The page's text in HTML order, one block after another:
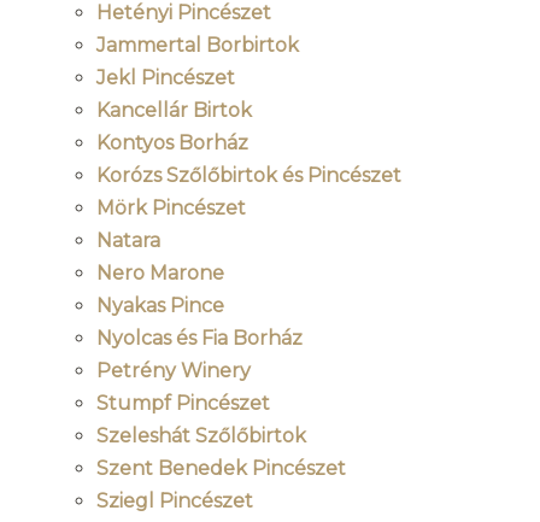
Hetényi Pincészet
Jammertal Borbirtok
Jekl Pincészet
Kancellár Birtok
Kontyos Borház
Korózs Szőlőbirtok és Pincészet
Mörk Pincészet
Natara
Nero Marone
Nyakas Pince
Nyolcas és Fia Borház
Petrény Winery
Stumpf Pincészet
Szeleshát Szőlőbirtok
Szent Benedek Pincészet
Sziegl Pincészet